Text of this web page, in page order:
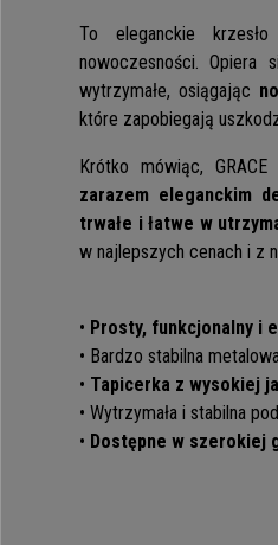
To eleganckie
nowoczesności. Opiera
wytrzymałe, osiągając
które zapobiegają
Krótko mówiąc,
zarazem eleganckim
trwałe i łatwe w
w najlepszych cenach i z
• Prosty, funkcjonalny i
• Bardzo stabilna
• Tapicerka z wysokiej
• Wytrzymała i stabilna
• Dostępne w szerokiej